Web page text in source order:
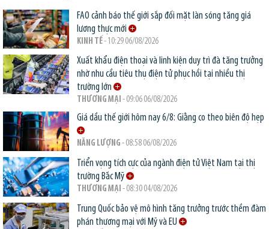
FAO cảnh báo thế giới sắp đối mặt làn sóng tăng giá
lương thực mới
KINH TẾ- 10:29 06/08/2026
Xuất khẩu điện thoại và linh kiện duy trì đà tăng trưởng
nhờ nhu cầu tiêu thụ điện tử phục hồi tại nhiều thị
trường lớn
THƯƠNG MẠI - 09:06 06/08/2026
Giá dầu thế giới hôm nay 6/8: Giằng co theo biên độ hẹp
NĂNG LƯỢNG - 08:58 06/08/2026
Triển vọng tích cực của ngành điện tử Việt Nam tại thị
trường Bắc Mỹ
THƯƠNG MẠI - 08:30 04/08/2026
Trung Quốc bảo vệ mô hình tăng trưởng trước thềm đàm
phán thương mại với Mỹ và EU